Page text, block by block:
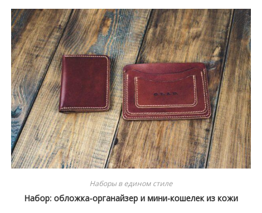
Наборы в едином стиле
Набор: обложка-органайзер и мини-кошелек из кожи